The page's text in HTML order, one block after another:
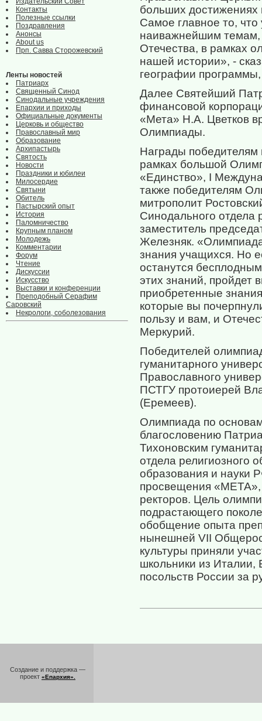
Контакты
Полезные ссылки
Поздравления
Анонсы
About us
Прп. Савва Сторожевский
Ленты новостей
Патриарх
Священный Синод
Синодальные учреждения
Епархии и приходы
Официальные документы
Церковь и общество
Православный мир
Образование
Архипастырь
Святость
Новости
Праздники и юбилеи
Милосердие
Святыни
Обитель
Пастырский опыт
История
Паломничество
Крупным планом
Молодежь
Комментарии
Форум
Чтение
Дискуссии
Искусство
Выставки и конференции
Преподобный Серафим
Саровский
Некрологи, соболезования
больших достижениях
Самое главное то, что
наиважнейшим темам,
Отечества, в рамках
нашей истории», -
географии
Далее Святейший
финансовой
«Мета» Н.А. Цветков
Олимпиады.
Награды победителям
рамках большой
«Единство», I
также победителям
митрополит
Синодального отдела
заместитель
Железняк.
знания учащихся. Но
останутся
этих знаний, пройдет
приобретенные
которые вы
пользу и вам, и
Меркурий.
Победителей
гуманитарного
Православного
ПСТГУ протоиерей
(Еремеев).
Олимпиада по
благословению
Тихоновским
отдела религиозного
образования и науки
просвещения «МЕТА»,
ректоров. Цель
подрастающего
обобщение опыта
нынешней VII
культуры приняли
школьники из Италии,
посольств России за
Создание и поддержка —
проект «Епархия».